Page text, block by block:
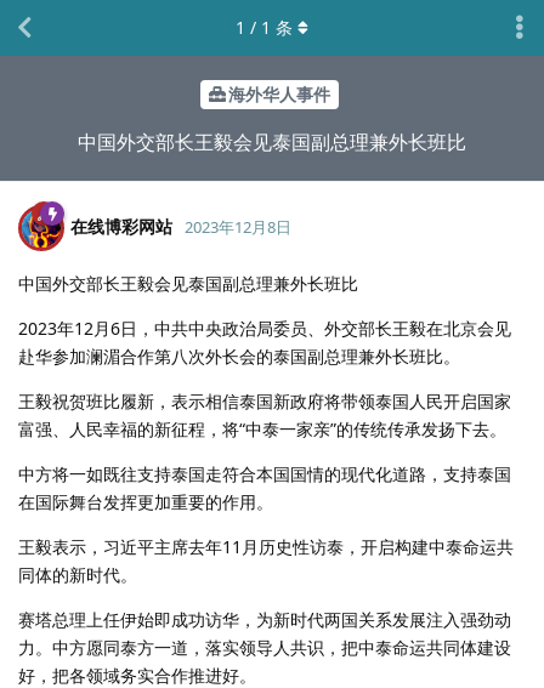
海外华人事件
中国外交部长王毅会见泰国副总理兼外长班比
1 / 1 条
在线博彩网站 2023年12月8日
中国外交部长王毅会见泰国副总理兼外长班比
2023年12月6日，中共中央政治局委员、外交部长王毅在北京会见
赴华参加澜湄合作第八次外长会的泰国副总理兼外长班比。
王毅祝贺班比履新，表示相信泰国新政府将带领泰国人民开启国家
富强、人民幸福的新征程，将“中泰一家亲”的传统传承发扬下去。
中方将一如既往支持泰国走符合本国国情的现代化道路，支持泰国
在国际舞台发挥更加重要的作用。
王毅表示，习近平主席去年11月历史性访泰，开启构建中泰命运共
同体的新时代。
赛塔总理上任伊始即成功访华，为新时代两国关系发展注入强劲动
力。中方愿同泰方一道，落实领导人共识，把中泰命运共同体建设
好，把各领域务实合作推进好。